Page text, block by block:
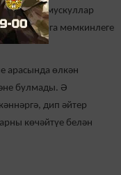
һәм мускуллар
булырга мөмкинлеге
арасында өлкән
булмады. Ә
дип әйтер
көчәйтүе белән